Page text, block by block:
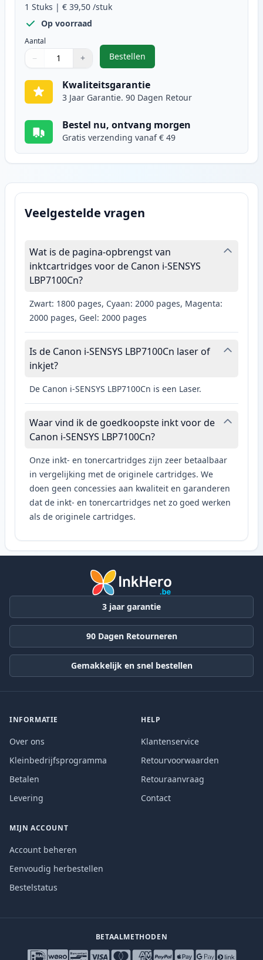
1 Stuks | € 39,50 /stuk
Op voorraad
Aantal
Gebruik de knoppen om aan te passen
− +
1
Bestellen
,Canon 731 (6269B002) toner
Kwaliteitsgarantie
3 Jaar Garantie. 90 Dagen Retour
Bestel nu, ontvang morgen
Gratis verzending vanaf € 49
Veelgestelde vragen
Wat is de pagina-opbrengst van
inktcartridges voor de Canon i-SENSYS
LBP7100Cn?
Zwart: 1800 pages, Cyaan: 2000 pages, Magenta:
2000 pages, Geel: 2000 pages
Is de Canon i-SENSYS LBP7100Cn laser of
inkjet?
De Canon i-SENSYS LBP7100Cn is een Laser.
Waar vind ik de goedkoopste inkt voor de
Canon i-SENSYS LBP7100Cn?
Onze inkt- en tonercartridges zijn zeer betaalbaar
in vergelijking met de originele cartridges. We
doen geen concessies aan kwaliteit en garanderen
dat de inkt- en tonercartridges net zo goed werken
als de originele cartridges.
3 jaar garantie
90 Dagen Retourneren
Gemakkelijk en snel bestellen
INFORMATIE
Over ons
Kleinbedrijfsprogramma
Betalen
Levering
HELP
Klantenservice
Retourvoorwaarden
Retouraanvraag
Contact
MIJN ACCOUNT
Account beheren
Eenvoudig herbestellen
Bestelstatus
BETAALMETHODEN